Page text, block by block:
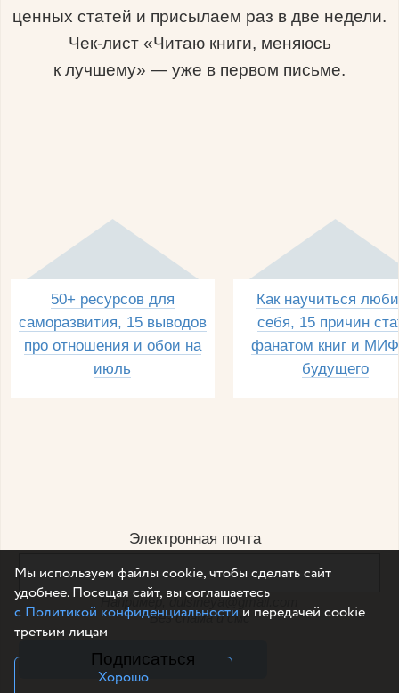
ценных статей и присылаем раз в две недели.
Чек-лист «Читаю книги, меняюсь
к лучшему» — уже в первом письме.
50+ ресурсов для
саморазвития, 15 выводов
про отношения и обои на
июль
Как научиться
себя, 15 причин
фанатом книг и
будущего
Электронная почта
Например, dulsineya@gmail.com
Без спама и смс
Подписаться
Мы используем файлы cookie, чтобы сделать сайт
удобнее. Посещая сайт, вы соглашаетесь
с Политикой конфиденциальности и передачей cookie
третьим лицам
Хорошо